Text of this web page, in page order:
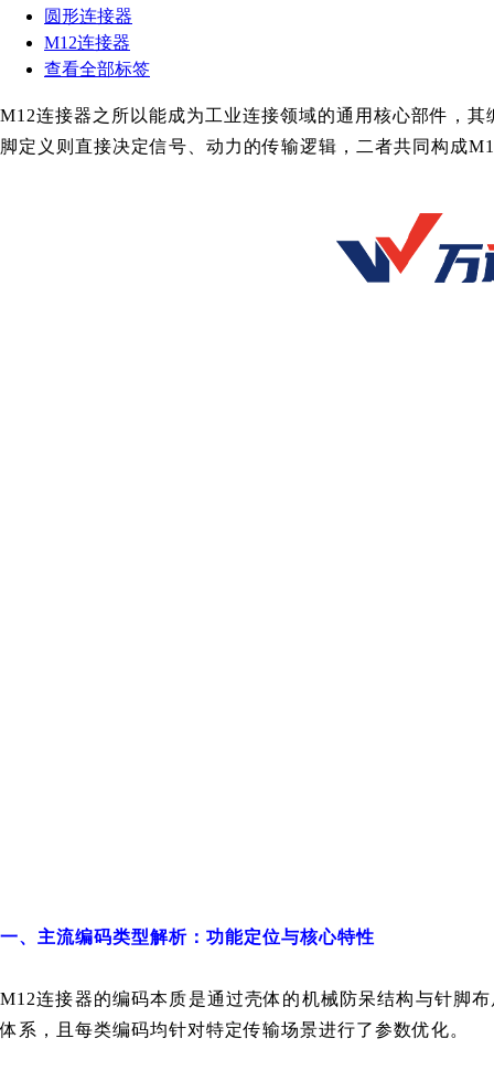
圆形连接器
M12连接器
查看全部标签
M12连接器之所以能成为工业连接领域的通用核心部件，
脚定义则直接决定信号、动力的传输逻辑，二者共同构成
一、主流编码类型解析：功能定位与核心特性
M12连接器的编码本质是通过壳体的机械防呆结构与针脚
体系，且每类编码均针对特定传输场景进行了参数优化。